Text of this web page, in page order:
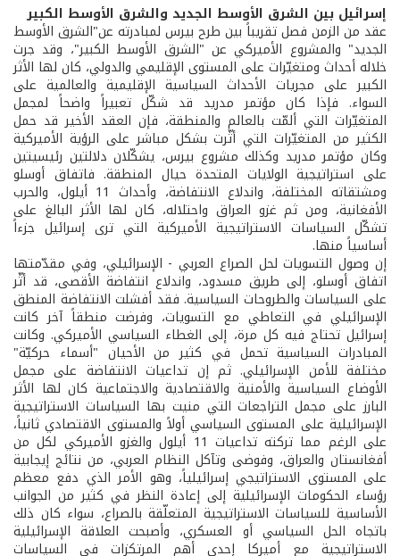
إسرائيل بين الشرق الأوسط الجديد والشرق الأوسط الكبير
عقد من الزمن فصل تقريباً بين طرح بيرس لمبادرته عن"الشرق الأوسط
الجديد" والمشروع الأميركي عن "الشرق الأوسط الكبير"، وقد جرت
خلاله أحداث ومتغيّرات على المستوى الإقليمي والدولي، كان لها الأثر
الكبير على مجريات الأحداث السياسية الإقليمية والعالمية على
السواء. فإذا كان مؤتمر مدريد قد شكّل تعبيراً واضحاً لمجمل
المتغيّرات التي ألمّت بالعالم والمنطقة، فإن العقد الأخير قد حمل
الكثير من المتغيّرات التي أثّرت بشكل مباشر على الرؤية الأميركية
وكان مؤتمر مدريد وكذلك مشروع بيرس، يشكّلان دلالتين رئيسيتين
على استراتيجية الولايات المتحدة حيال المنطقة. فاتفاق أوسلو
ومشتقاته المختلفة، واندلاع الانتفاضة، وأحداث 11 أيلول، والحرب
الأفغانية، ومن ثم غزو العراق واحتلاله، كان لها الأثر البالغ على
تشكّل السياسات الاستراتيجية الأميركية التي ترى إسرائيل جزءاً
أساسياً منها.
إن وصول التسويات لحل الصراع العربي - الإسرائيلي، وفي مقدّمتها
اتفاق أوسلو، إلى طريق مسدود، واندلاع انتفاضة الأقصى، قد أثّر
على السياسات والطروحات السياسية. فقد أفشلت الانتفاضة المنطق
الإسرائيلي في التعاطي مع التسويات، وفرضت منطقاً آخر كانت
إسرائيل تحتاج فيه كل مرة، إلى الغطاء السياسي الأميركي. وكانت
المبادرات السياسية تحمل في كثير من الأحيان "أسماء حركيّة"
مختلفة للأمن الإسرائيلي. ثم إن تداعيات الانتفاضة على مجمل
الأوضاع السياسية والأمنية والاقتصادية والاجتماعية كان لها الأثر
البارز على مجمل التراجعات التي منيت بها السياسات الاستراتيجية
الإسرائيلية على المستوى السياسي أولاً والمستوى الاقتصادي ثانياً،
على الرغم مما تركته تداعيات 11 أيلول والغزو الأميركي لكل من
أفغانستان والعراق، وفوضى وتآكل النظام العربي، من نتائج إيجابية
على المستوى الاستراتيجي إسرائيلياً، وهو الأمر الذي دفع معظم
رؤساء الحكومات الإسرائيلية إلى إعادة النظر في كثير من الجوانب
الأساسية للسياسات الاستراتيجية المتعلّقة بالصراع، سواء كان ذلك
باتجاه الحل السياسي أو العسكري، وأصبحت العلاقة الإسرائيلية
الاستراتيجية مع أميركا إحدى أهم المرتكزات في السياسات